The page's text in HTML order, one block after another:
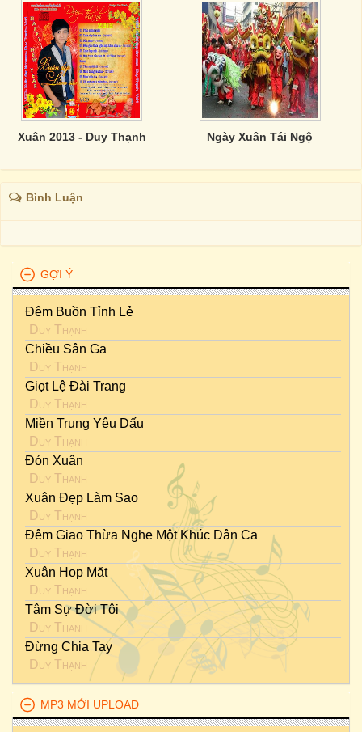
Xuân 2013 - Duy Thạnh Ngày Xuân Tái Ngộ
Bình Luận
GỢI Ý
Đêm Buồn Tỉnh Lẻ
Duy Thạnh
Chiều Sân Ga
Duy Thạnh
Giọt Lệ Đài Trang
Duy Thạnh
Miền Trung Yêu Dấu
Duy Thạnh
Đón Xuân
Duy Thạnh
Xuân Đẹp Làm Sao
Duy Thạnh
Đêm Giao Thừa Nghe Một Khúc Dân Ca
Duy Thạnh
Xuân Họp Mặt
Duy Thạnh
Tâm Sự Đời Tôi
Duy Thạnh
Đừng Chia Tay
Duy Thạnh
MP3 MỚI UPLOAD